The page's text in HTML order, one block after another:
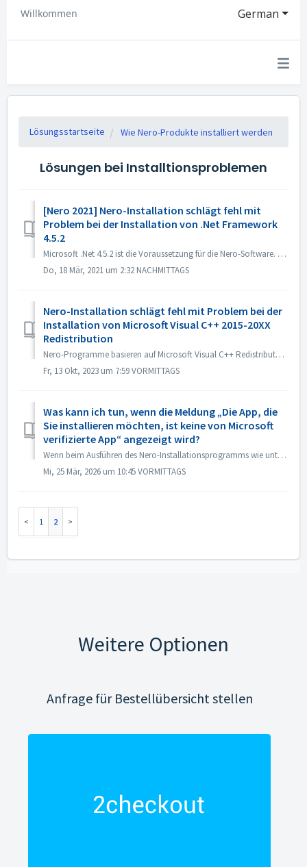
German
Willkommen
Lösungsstartseite Wie Nero-Produkte installiert werden
Lösungen bei Installtionsproblemen
[Nero 2021] Nero-Installation schlägt fehl mit
Problem bei der Installation von .Net Framework
4.5.2
Microsoft .Net 4.5.2 ist die Voraussetzung für die Nero-Software. Es ist im Windows 10 System enthalten. Auf Windows 7, 8 oder 8.1-Systemen ist es jedoch ni...
Do, 18 Mär, 2021 um 2:32 NACHMITTAGS
Nero-Installation schlägt fehl mit Problem bei der
Installation von Microsoft Visual C++ 2015-20XX
Redistribution
Nero-Programme basieren auf Microsoft Visual C++ Redistributable. Und wir haben die Installation in unseren Installer integriert. Allerdings können wir das ...
Fr, 13 Okt, 2023 um 7:59 VORMITTAGS
Was kann ich tun, wenn die Meldung „Die App, die
Sie installieren möchten, ist keine von Microsoft
verifizierte App“ angezeigt wird?
Wenn beim Ausführen des Nero-Installationsprogramms wie unten beschrieben die Fehlermeldung „Die App, die Sie installieren möchten, ist keine von Microsoft ...
Mi, 25 Mär, 2026 um 10:45 VORMITTAGS
1 2
Weitere Optionen
Anfrage für Bestellübersicht stellen